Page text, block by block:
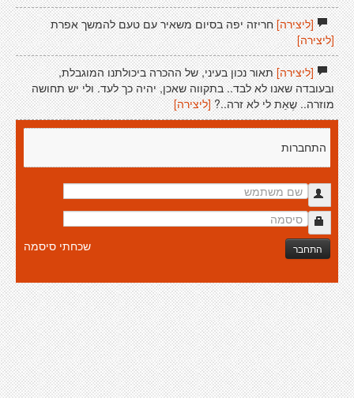
[ליצירה]חריזה יפה בסיום משאיר עם טעם להמשך אפרת
[ליצירה]
[ליצירה]תאור נכון בעיני, של ההכרה ביכולתנו המוגבלת,
ובעובדה שאנו לא לבד.. בתקווה שאכן, יהיה כך לעד. ולי יש תחושה
מוזרה.. שֶאַת לי לא זרה..? [ליצירה]
התחברות
התחבר שכחתי סיסמה